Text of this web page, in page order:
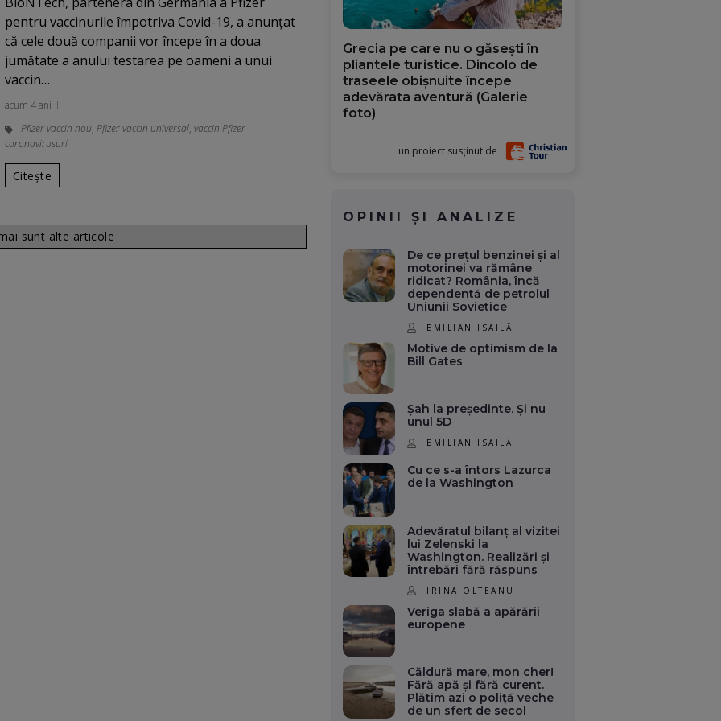
pentru vaccinurile împotriva Covid-19, a anunţat
că cele două companii vor începe în a doua
jumătate a anului testarea pe oameni a unui
vaccin…
acum 4 ani
Pfizer vaccin nou, Pfizer vaccin universal, vaccin Pfizer
coronavirusuri
Citește
sunt alte articole
Grecia pe care nu o găsești în
pliantele turistice. Dincolo de
traseele obișnuite începe
adevărata aventură (Galerie
foto)
un proiect susținut de
OPINII ȘI ANALIZE
De ce prețul benzinei și al
motorinei va rămâne
ridicat? România, încă
dependentă de petrolul
Uniunii Sovietice
EMILIAN ISAILĂ
Motive de optimism de la
Bill Gates
Șah la președinte. Și nu
unul 5D
EMILIAN ISAILĂ
Cu ce s-a întors Lazurca
de la Washington
Adevăratul bilanț al vizitei
lui Zelenski la
Washington. Realizări și
întrebări fără răspuns
IRINA OLTEANU
Veriga slabă a apărării
europene
Căldură mare, mon cher!
Fără apă și fără curent.
Plătim azi o poliță veche
de un sfert de secol